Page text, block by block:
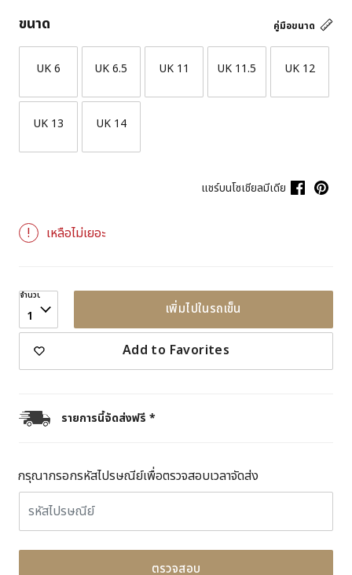
คู่มือขนาด
ขนาด
UK 6 UK 6.5 UK 11 UK 11.5 UK 12
UK 13 UK 14
แชร์บนโซเชียลมีเดีย
เหลือไม่เยอะ
จำนวน
1 เพิ่มไปในรถเข็น
Add to Favorites
รายการนี้จัดส่งฟรี *
กรุณากรอกรหัสไปรษณีย์เพื่อตรวจสอบเวลาจัดส่ง
ตรวจสอบ